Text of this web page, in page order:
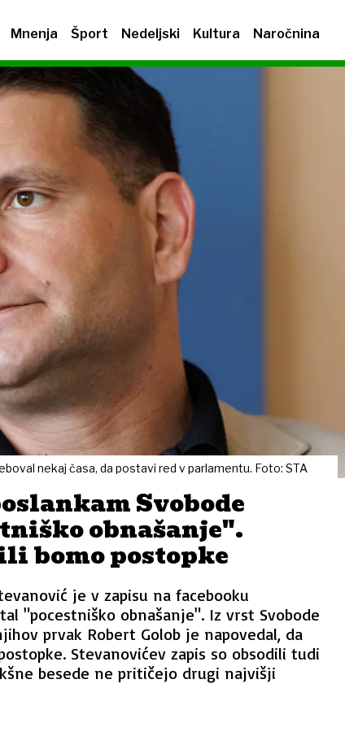
Mnenja Šport Nedeljski Kultura Naročnina
nekaj časa, da postavi red v parlamentu. Foto: STA
Svobode
obnašanje".
bomo postopke
je v zapisu na facebooku
"pocestniško obnašanje". Iz vrst Svobode
prvak Robert Golob je napovedal, da
Stevanovićev zapis so obsodili tudi
besede ne pritičejo drugi najvišji